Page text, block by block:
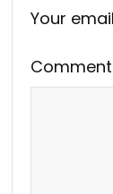
Your
Comment